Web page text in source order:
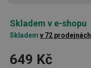
Skladem v e-shopu
Skladem v 72 prodejnách
649 Kč